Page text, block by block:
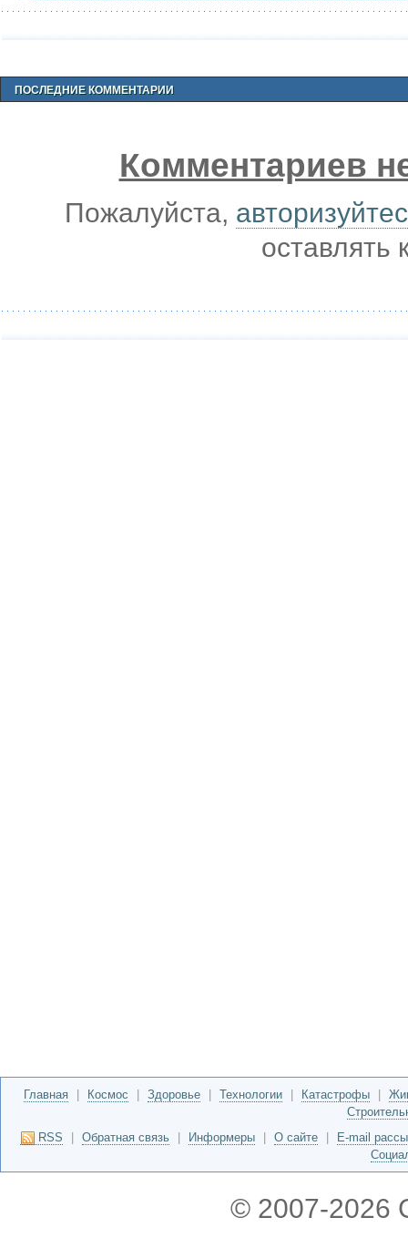
ПОСЛЕДНИЕ КОММЕНТАРИИ
Комментариев
Пожалуйста,
оставлять
Главная Космос Здоровье Технологии Катастрофы
RSS
Обратная связь Информеры О сайте
E-mail
© 2007-2026